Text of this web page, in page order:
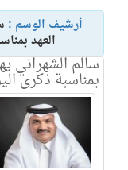
أرشيف الوسم :
العهد
سالم الشهراني
بمناسبة ذكرى اليوم